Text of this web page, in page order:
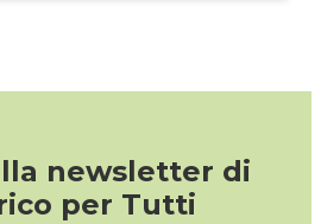
newsletter di
per Tutti